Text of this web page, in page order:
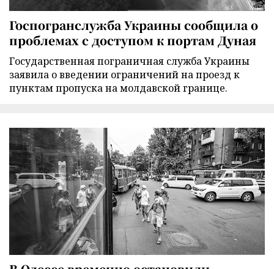
Госпогранслужба Украины сообщила о
проблемах с доступом к портам Дуная
Государственная пограничная служба Украины
заявила о введении ограничений на проезд к
пунктам пропуска на молдавской границе.